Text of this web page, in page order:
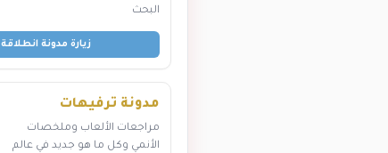
البحث
زيارة مدونة انطلاقة
مدونة ترفيهات
مراجعات الألعاب وملخصات
الأنمي وكل ما هو جديد في عالم